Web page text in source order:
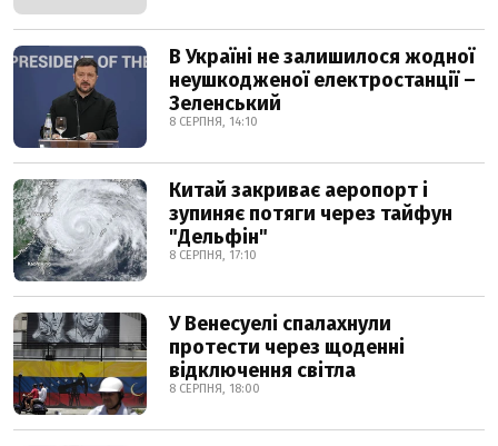
В Україні не залишилося жодної
неушкодженої електростанції –
Зеленський
8 СЕРПНЯ, 14:10
Китай закриває аеропорт і
зупиняє потяги через тайфун
"Дельфін"
8 СЕРПНЯ, 17:10
У Венесуелі спалахнули
протести через щоденні
відключення світла
8 СЕРПНЯ, 18:00